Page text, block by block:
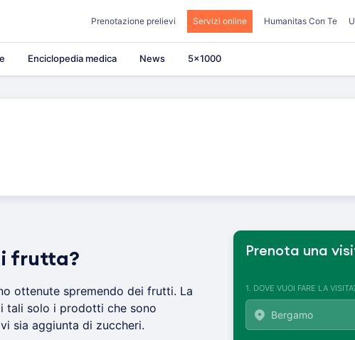
Prenotazione prelievi Servizi online Humanitas Con Te
Enciclopedia medica News 5×1000
frutta?
ottenute spremendo dei frutti. La
tali solo i prodotti che sono
sia aggiunta di zuccheri.
Prenota una
1. DOVE VUOI FARE LA